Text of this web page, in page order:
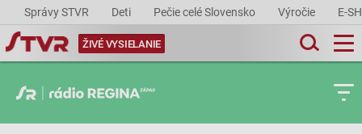
Správy STVR Deti Pečie celé Slovensko Výročie E-
ŽIVÉ VYSIELANIE